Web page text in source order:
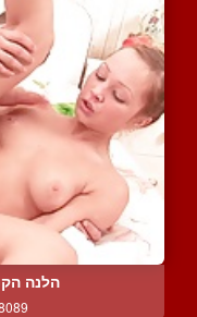
הלנה
8089